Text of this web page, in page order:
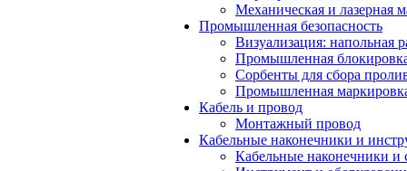
Механическая и лазерная
Промышленная безопасность
Визуализация: напольная
Промышленная
Сорбенты для сбора
Промышленная
Кабель и провод
Монтажный провод
Кабельные наконечники и
Кабельные наконечники и